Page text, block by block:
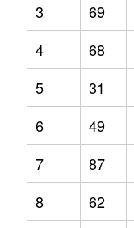
3
69
4
68
5
31
6
49
7
87
8
62